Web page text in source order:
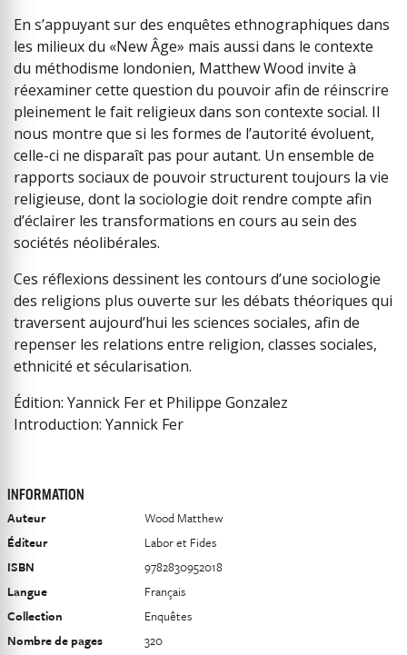
En s’appuyant sur des enquêtes ethnographiques dans
les milieux du «New Âge» mais aussi dans le contexte
du méthodisme londonien, Matthew Wood invite à
réexaminer cette question du pouvoir afin de réinscrire
pleinement le fait religieux dans son contexte social. Il
nous montre que si les formes de l’autorité évoluent,
celle-ci ne disparaît pas pour autant. Un ensemble de
rapports sociaux de pouvoir structurent toujours la vie
religieuse, dont la sociologie doit rendre compte afin
d’éclairer les transformations en cours au sein des
sociétés néolibérales.
Ces réflexions dessinent les contours d’une sociologie
des religions plus ouverte sur les débats théoriques qui
traversent aujourd’hui les sciences sociales, afin de
repenser les relations entre religion, classes sociales,
ethnicité et sécularisation.
Édition: Yannick Fer et Philippe Gonzalez
Introduction: Yannick Fer
INFORMATION
Auteur
Wood Matthew
Éditeur
Labor et Fides
ISBN
9782830952018
Langue
Français
Collection
Enquêtes
Nombre de pages
320